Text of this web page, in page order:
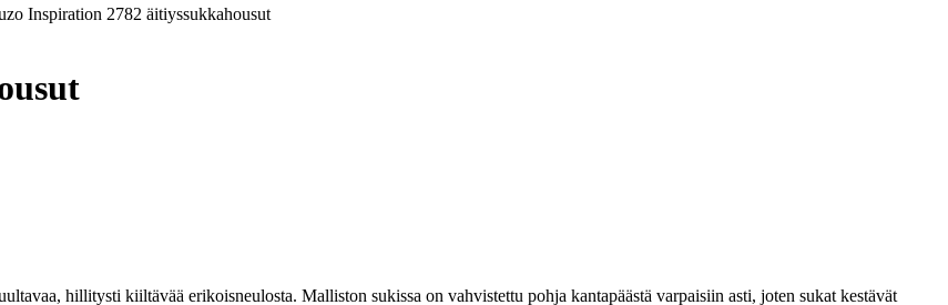
Inspiration 2782 äitiyssukkahousut
hillitysti kiiltävää erikoisneulosta. Malliston sukissa on vahvistettu pohja kantapäästä varpaisiin asti, joten sukat kestävät